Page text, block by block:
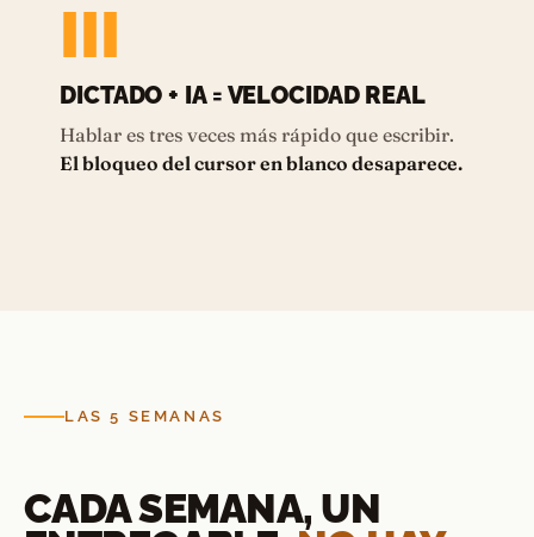
III
DICTADO + IA = VELOCIDAD REAL
Hablar es tres veces más rápido que escribir.
El bloqueo del cursor en blanco desaparece.
LAS 5 SEMANAS
CADA SEMANA, UN